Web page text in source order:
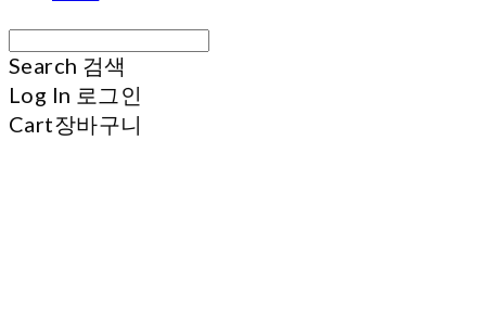
Search 검색
Log In 로그인
Cart장바구니